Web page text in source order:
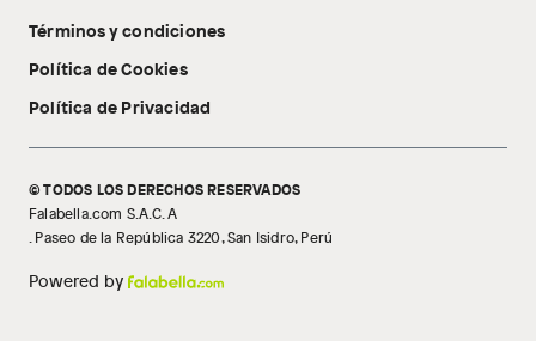
Tecnología Pillow Walk
Libro de reclamaciones
Términos y condiciones
Política de Cookies
Política de Privacidad
© TODOS LOS DERECHOS RESERVADOS
Falabella.com S.A.C. A
. Paseo de la República 3220, San Isidro, Perú
Powered by